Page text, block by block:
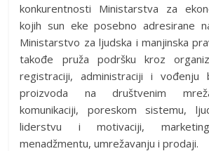
konkurentnosti Ministarstva za
kojih sun eke posebno adresirane
Ministarstvo za ljudska i manjinska
takođe pruža podršku kroz
registraciji, administraciji i vođenju
proizvoda na društvenim
komunikaciji, poreskom sistemu,
liderstvu i motivaciji,
menadžmentu, umrežavanju i prodaji.